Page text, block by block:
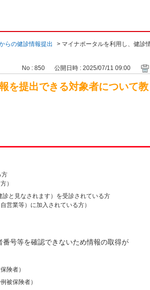
らの健診情報提出 > マイナポータルを利用し、健診
No : 850 公開日時 : 2025/07/11 09:00
を提出できる対象者について教
方
）
と見なされます）を受診されている方
営業等）に加入されている方）
号等を確認できないため情報の取得が
険者）
被保険者）